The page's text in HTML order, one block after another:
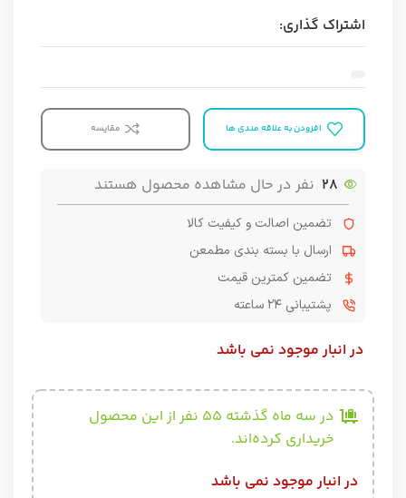
اشتراک گذاری:
افزودن به علاقه مندی ها مقایسه
28 نفر در حال مشاهده محصول هستند
تضمین اصالت و کیفیت کالا
ارسال با بسته بندی مطمعن
تضمین کمترین قیمت
پشتیبانی ۲۴ ساعته
در انبار موجود نمی باشد
در سه ماه گذشته 55 نفر از این محصول
خریداری کرده‌اند.
در انبار موجود نمی باشد